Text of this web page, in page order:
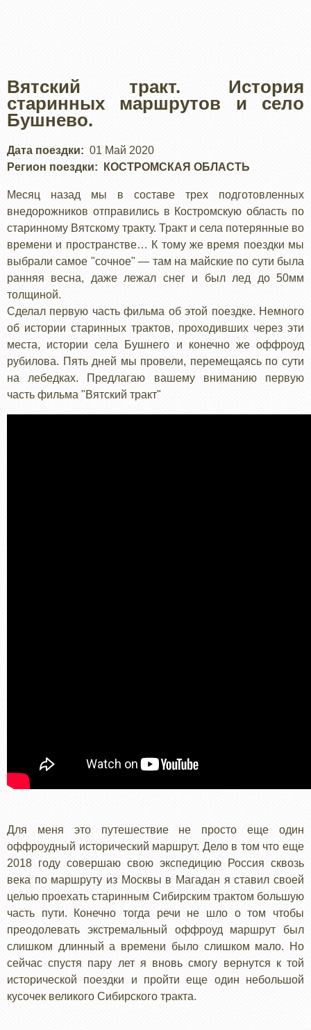
Вятский тракт. История
старинных маршрутов и село
Бушнево.
Дата поездки
01 Май 2020
Регион поездки
КОСТРОМСКАЯ ОБЛАСТЬ
Месяц назад мы в составе трех подготовленных
внедорожников отправились в Костромскую область по
старинному Вятскому тракту. Тракт и села потерянные во
времени и пространстве… К тому же время поездки мы
выбрали самое "сочное" — там на майские по сути была
ранняя весна, даже лежал снег и был лед до 50мм
толщиной.
Сделал первую часть фильма об этой поездке. Немного
об истории старинных трактов, проходивших через эти
места, истории села Бушнего и конечно же оффроуд
рубилова. Пять дней мы провели, перемещаясь по сути
на лебедках. Предлагаю вашему вниманию первую
часть фильма "Вятский тракт"
Для меня это путешествие не просто еще один
оффроудный исторический маршрут. Дело в том что еще
2018 году совершаю свою экспедицию Россия сквозь
века по маршруту из Москвы в Магадан я ставил своей
целью проехать старинным Сибирским трактом большую
часть пути. Конечно тогда речи не шло о том чтобы
преодолевать экстремальный оффроуд маршрут был
слишком длинный а времени было слишком мало. Но
сейчас спустя пару лет я вновь смогу вернутся к той
исторической поездки и пройти еще один небольшой
кусочек великого Сибирского тракта.